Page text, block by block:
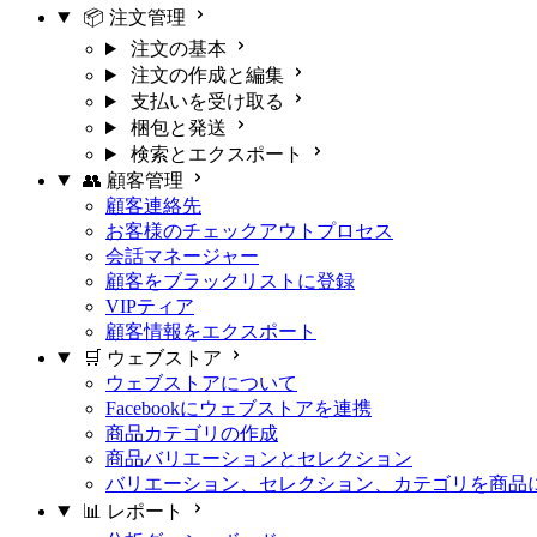
📦 注文管理
注文の基本
注文の作成と編集
支払いを受け取る
梱包と発送
検索とエクスポート
👥 顧客管理
顧客連絡先
お客様のチェックアウトプロセス
会話マネージャー
顧客をブラックリストに登録
VIPティア
顧客情報をエクスポート
🛒 ウェブストア
ウェブストアについて
Facebookにウェブストアを連携
商品カテゴリの作成
商品バリエーションとセレクション
バリエーション、セレクション、カテゴリを商品
📊 レポート